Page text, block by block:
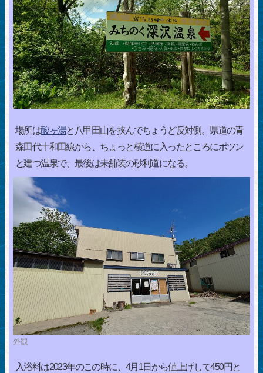
場所は酸ヶ湯と八甲田山を挟んでちょうど反対側。県道の青
森田代十和田線から、ちょっと横道に入ったところにポツン
と建つ温泉で、最後は未舗装の砂利道になる。
外観
入浴料は2023年のこの時に、4月1日から値上げして450円と